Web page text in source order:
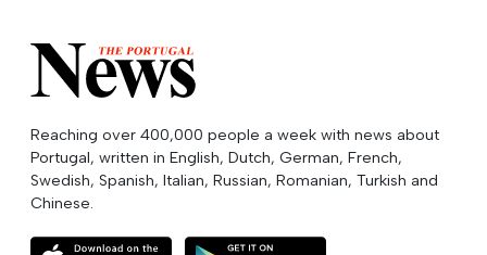
Reaching over 400,000 people a week with news about
Portugal, written in English, Dutch, German, French,
Swedish, Spanish, Italian, Russian, Romanian, Turkish and
Chinese.